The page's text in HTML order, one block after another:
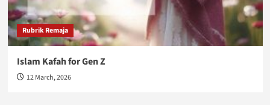
Rubrik Remaja
Islam Kafah for Gen Z
12 March, 2026